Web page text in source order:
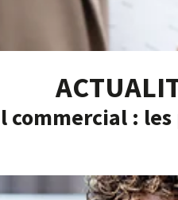
commercial :